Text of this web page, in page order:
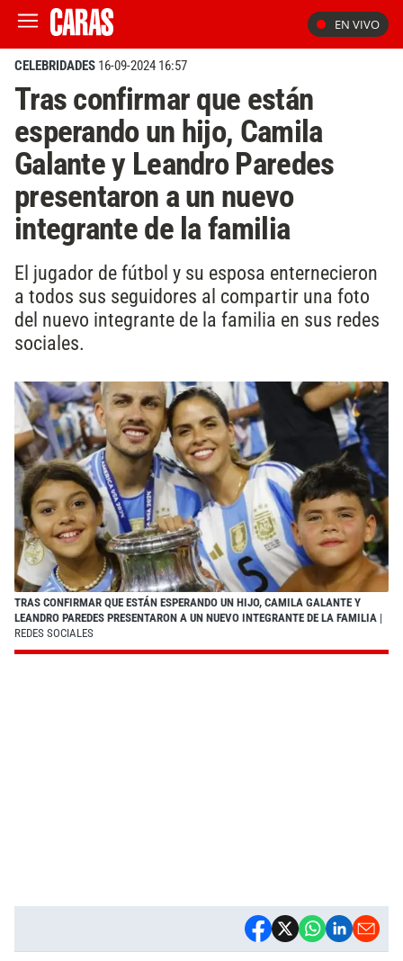
EN VIVO
CELEBRIDADES 16-09-2024 16:57
Tras confirmar que están
esperando un hijo, Camila
Galante y Leandro Paredes
presentaron a un nuevo
integrante de la familia
El jugador de fútbol y su esposa enternecieron
a todos sus seguidores al compartir una foto
del nuevo integrante de la familia en sus redes
sociales.
TRAS CONFIRMAR QUE ESTÁN ESPERANDO UN HIJO, CAMILA GALANTE Y
LEANDRO PAREDES PRESENTARON A UN NUEVO INTEGRANTE DE LA FAMILIA |
REDES SOCIALES